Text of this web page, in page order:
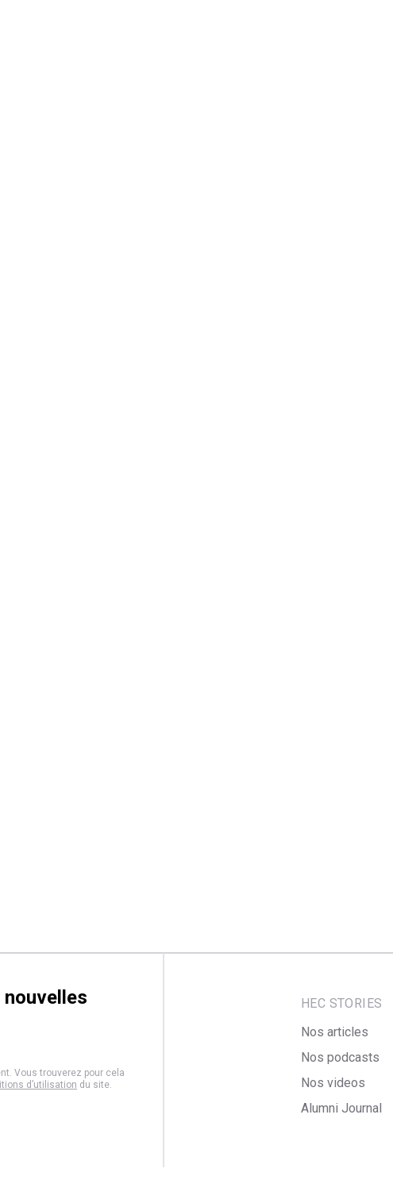
Vous trouverez pour cela
d’utilisation du site.
HEC STORIES
Nos articles
Nos podcasts
Nos videos
Alumni Journal